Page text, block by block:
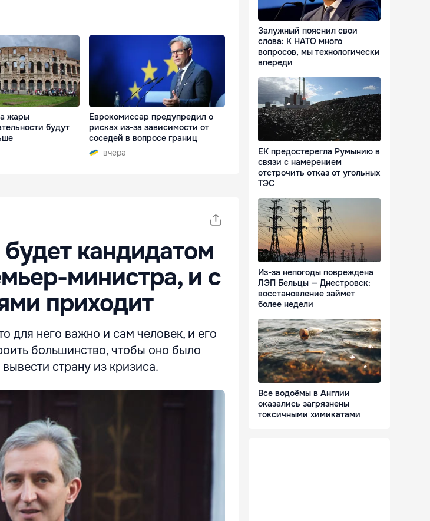
жары
будут
Еврокомиссар предупредил о
рисках из-за зависимости от
соседей в вопросе границ
вчера
кандидатом
министра, и с
приходит
для него важно и сам человек, и его
большинство, чтобы оно было
страну из кризиса.
Залужный пояснил свои
слова: К НАТО много
вопросов, мы технологически
впереди
ЕК предостерегла Румынию в
связи с намерением
отстрочить отказ от угольных
ТЭС
Из-за непогоды повреждена
ЛЭП Бельцы — Днестровск:
восстановление займет
более недели
Все водоёмы в Англии
оказались загрязнены
токсичными химикатами